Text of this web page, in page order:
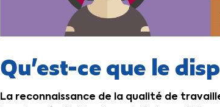
Qu’est-ce que le
La reconnaissance de la qualité de